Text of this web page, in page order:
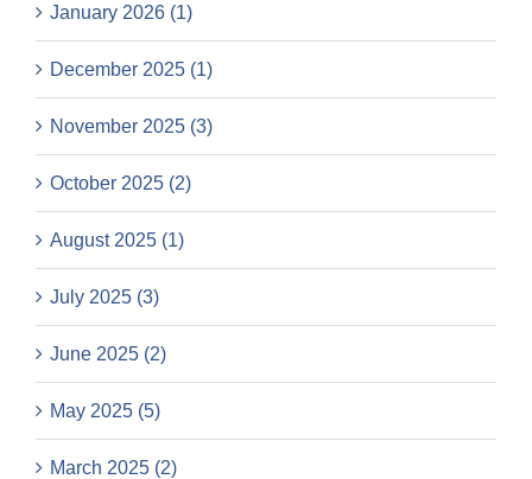
January 2026 (1)
December 2025 (1)
November 2025 (3)
October 2025 (2)
August 2025 (1)
July 2025 (3)
June 2025 (2)
May 2025 (5)
March 2025 (2)